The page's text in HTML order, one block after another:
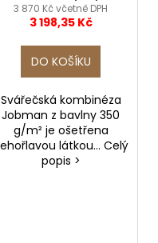
3 870 Kč včetně DPH
3 198,35 Kč
DO KOŠÍKU
Svářečská kombinéza
Jobman z bavlny 350
g/m² je ošetřena
látkou... Celý
popis >